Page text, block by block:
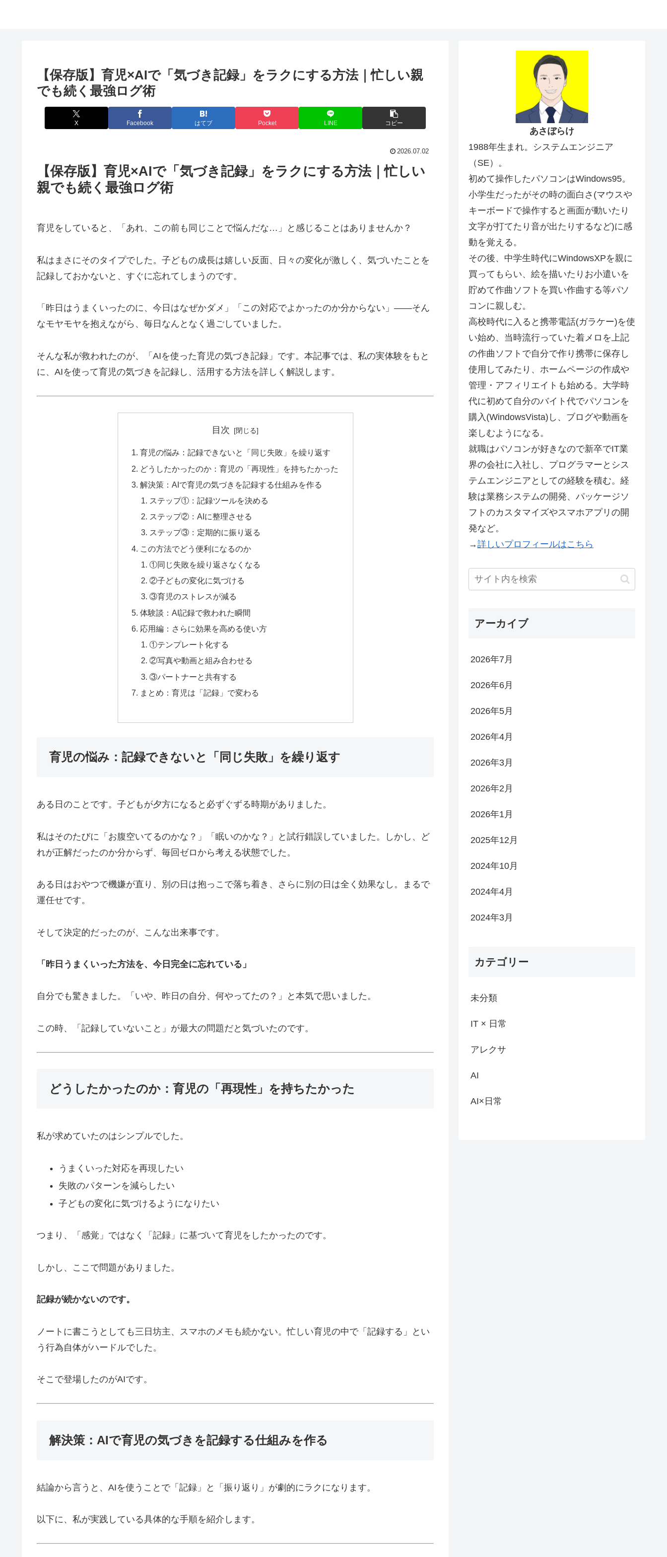
【保存版】育児×AIで「気づき記録」をラクにする方法｜忙しい親
でも続く最強ログ術
X Facebook はてブ Pocket LINE コピー
2026.07.02
【保存版】育児×AIで「気づき記録」をラクにする方法｜忙しい
親でも続く最強ログ術
育児をしていると、「あれ、この前も同じことで悩んだな…」と感じることはありませんか？
私はまさにそのタイプでした。子どもの成長は嬉しい反面、日々の変化が激しく、気づいたことを
記録しておかないと、すぐに忘れてしまうのです。
「昨日はうまくいったのに、今日はなぜかダメ」「この対応でよかったのか分からない」――そん
なモヤモヤを抱えながら、毎日なんとなく過ごしていました。
そんな私が救われたのが、「AIを使った育児の気づき記録」です。本記事では、私の実体験をもと
に、AIを使って育児の気づきを記録し、活用する方法を詳しく解説します。
目次
育児の悩み：記録できないと「同じ失敗」を繰り返す
どうしたかったのか：育児の「再現性」を持ちたかった
解決策：AIで育児の気づきを記録する仕組みを作る
ステップ①：記録ツールを決める
ステップ②：AIに整理させる
ステップ③：定期的に振り返る
この方法でどう便利になるのか
①同じ失敗を繰り返さなくなる
②子どもの変化に気づける
③育児のストレスが減る
体験談：AI記録で救われた瞬間
応用編：さらに効果を高める使い方
①テンプレート化する
②写真や動画と組み合わせる
③パートナーと共有する
まとめ：育児は「記録」で変わる
育児の悩み：記録できないと「同じ失敗」を繰り返す
ある日のことです。子どもが夕方になると必ずぐずる時期がありました。
私はそのたびに「お腹空いてるのかな？」「眠いのかな？」と試行錯誤していました。しかし、ど
れが正解だったのか分からず、毎回ゼロから考える状態でした。
ある日はおやつで機嫌が直り、別の日は抱っこで落ち着き、さらに別の日は全く効果なし。まるで
運任せです。
そして決定的だったのが、こんな出来事です。
「昨日うまくいった方法を、今日完全に忘れている」
自分でも驚きました。「いや、昨日の自分、何やってたの？」と本気で思いました。
この時、「記録していないこと」が最大の問題だと気づいたのです。
どうしたかったのか：育児の「再現性」を持ちたかった
私が求めていたのはシンプルでした。
うまくいった対応を再現したい
失敗のパターンを減らしたい
子どもの変化に気づけるようになりたい
つまり、「感覚」ではなく「記録」に基づいて育児をしたかったのです。
しかし、ここで問題がありました。
記録が続かないのです。
ノートに書こうとしても三日坊主、スマホのメモも続かない。忙しい育児の中で「記録する」とい
う行為自体がハードルでした。
そこで登場したのがAIです。
解決策：AIで育児の気づきを記録する仕組みを作る
結論から言うと、AIを使うことで「記録」と「振り返り」が劇的にラクになります。
以下に、私が実践している具体的な手順を紹介します。
あさぼらけ
1988年生まれ。システムエンジニア
（SE）。
初めて操作したパソコンはWindows95。
小学生だったがその時の面白さ(マウスや
キーボードで操作すると画面が動いたり
文字が打てたり音が出たりするなど)に感
動を覚える。
その後、中学生時代にWindowsXPを親に
買ってもらい、絵を描いたりお小遣いを
貯めて作曲ソフトを買い作曲する等パソ
コンに親しむ。
高校時代に入ると携帯電話(ガラケー)を使
い始め、当時流行っていた着メロを上記
の作曲ソフトで自分で作り携帯に保存し
使用してみたり、ホームページの作成や
管理・アフィリエイトも始める。大学時
代に初めて自分のバイト代でパソコンを
購入(WindowsVista)し、ブログや動画を
楽しむようになる。
就職はパソコンが好きなので新卒でIT業
界の会社に入社し、プログラマーとシス
テムエンジニアとしての経験を積む。経
験は業務システムの開発、パッケージソ
フトのカスタマイズやスマホアプリの開
発など。
→詳しいプロフィールはこちら
アーカイブ
2026年7月
2026年6月
2026年5月
2026年4月
2026年3月
2026年2月
2026年1月
2025年12月
2024年10月
2024年4月
2024年3月
カテゴリー
未分類
IT × 日常
アレクサ
AI
AI×日常